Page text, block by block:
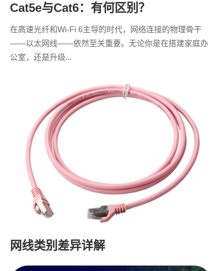
Cat5e与Cat6：有何区别？
在高速光纤和Wi-Fi 6主导的时代，网络连接的物理骨干
——以太网线——依然至关重要。无论你是在搭建家庭办
公室，还是升级...
网线类别差异详解